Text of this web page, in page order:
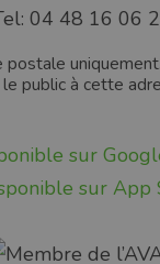
04 48 16 06
le public à cette